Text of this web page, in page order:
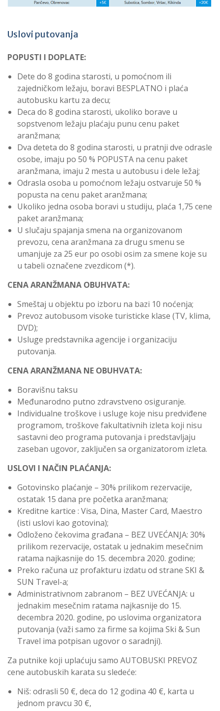
Uslovi putovanja
POPUSTI I DOPLATE:
Dete do 8 godina starosti, u pomoćnom ili
zajedničkom ležaju, boravi BESPLATNO i plaća
autobusku kartu za decu;
Deca do 8 godina starosti, ukoliko borave u
sopstvenom ležaju plaćaju punu cenu paket
aranžmana;
Dva deteta do 8 godina starosti, u pratnji dve odrasle
osobe, imaju po 50 % POPUSTA na cenu paket
aranžmana, imaju 2 mesta u autobusu i dele ležaj;
Odrasla osoba u pomoćnom ležaju ostvaruje 50 %
popusta na cenu paket aranžmana;
Ukoliko jedna osoba boravi u studiju, plaća 1,75 cene
paket aranžmana;
U slučaju spajanja smena na organizovanom
prevozu, cena aranžmana za drugu smenu se
umanjuje za 25 eur po osobi osim za smene koje su
u tabeli označene zvezdicom (*).
CENA ARANŽMANA OBUHVATA:
Smeštaj u objektu po izboru na bazi 10 noćenja;
Prevoz autobusom visoke turisticke klase (TV, klima,
DVD);
Usluge predstavnika agencije i organizaciju
putovanja.
CENA ARANŽMANA NE OBUHVATA:
Boravišnu taksu
Međunarodno putno zdravstveno osiguranje.
Individualne troškove i usluge koje nisu predviđene
programom, troškove fakultativnih izleta koji nisu
sastavni deo programa putovanja i predstavljaju
zaseban ugovor, zaključen sa organizatorom izleta.
USLOVI I NAČIN PLAĆANJA:
Gotovinsko plaćanje – 30% prilikom rezervacije,
ostatak 15 dana pre početka aranžmana;
Kreditne kartice : Visa, Dina, Master Card, Maestro
(isti uslovi kao gotovina);
Odloženo čekovima građana – BEZ UVEĆANJA: 30%
prilikom rezervacije, ostatak u jednakim mesečnim
ratama najkasnije do 15. decembra 2020. godine;
Preko računa uz profakturu izdatu od strane SKI &
SUN Travel-a;
Administrativnom zabranom – BEZ UVEĆANJA: u
jednakim mesečnim ratama najkasnije do 15.
decembra 2020. godine, po uslovima organizatora
putovanja (važi samo za firme sa kojima Ski & Sun
Travel ima potpisan ugovor o saradnji).
Za putnike koji uplaćuju samo AUTOBUSKI PREVOZ
cene autobuskih karata su sledeće:
Niš: odrasli 50 €, deca do 12 godina 40 €, karta u
jednom pravcu 30 €,